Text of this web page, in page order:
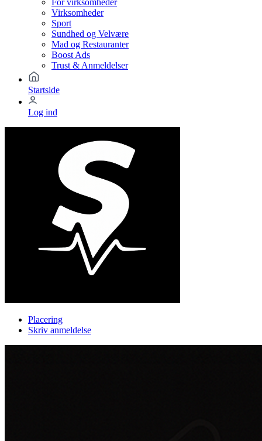
For virksomheder
Virksomheder
Sport
Sundhed og Velvære
Mad og Restauranter
Boost Ads
Trust & Anmeldelser
Startside
Log ind
Placering
Skriv anmeldelse